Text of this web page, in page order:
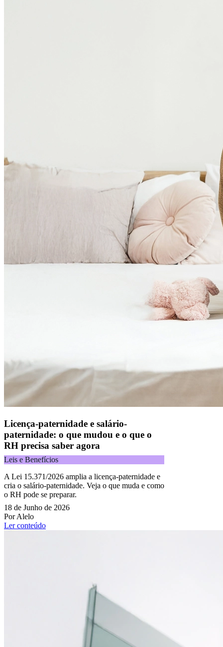
Licença-paternidade e salário-
paternidade: o que mudou e o que o
RH precisa saber agora
Leis e Benefícios
A Lei 15.371/2026 amplia a licença-paternidade e
cria o salário-paternidade. Veja o que muda e como
o RH pode se preparar.
18 de Junho de 2026
Por Alelo
Ler conteúdo